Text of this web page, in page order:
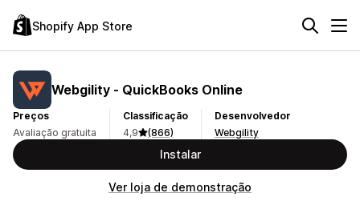
Shopify App Store
Webgility ‑ QuickBooks Online
Preços
Avaliação gratuita
Classificação
4,9
(866)
Desenvolvedor
Webgility
Instalar
Ver loja de demonstração